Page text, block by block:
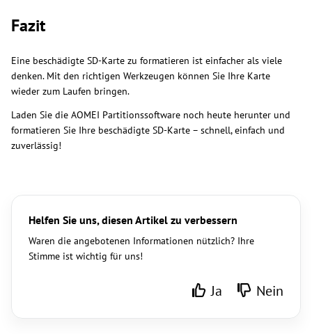
Fazit
Eine beschädigte SD-Karte zu formatieren ist einfacher als viele
denken. Mit den richtigen Werkzeugen können Sie Ihre Karte
wieder zum Laufen bringen.
Laden Sie die AOMEI Partitionssoftware noch heute herunter und
formatieren Sie Ihre beschädigte SD-Karte – schnell, einfach und
zuverlässig!
Helfen Sie uns, diesen Artikel zu verbessern
Waren die angebotenen Informationen nützlich? Ihre
Stimme ist wichtig für uns!
Ja Nein